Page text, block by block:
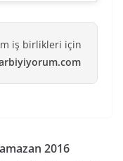
iş birlikleri için
2016